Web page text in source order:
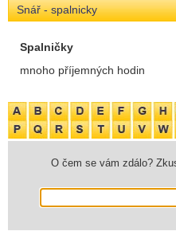
Snář - spalnicky
Spalničky
mnoho příjemných hodin
O čem se vám zdálo?